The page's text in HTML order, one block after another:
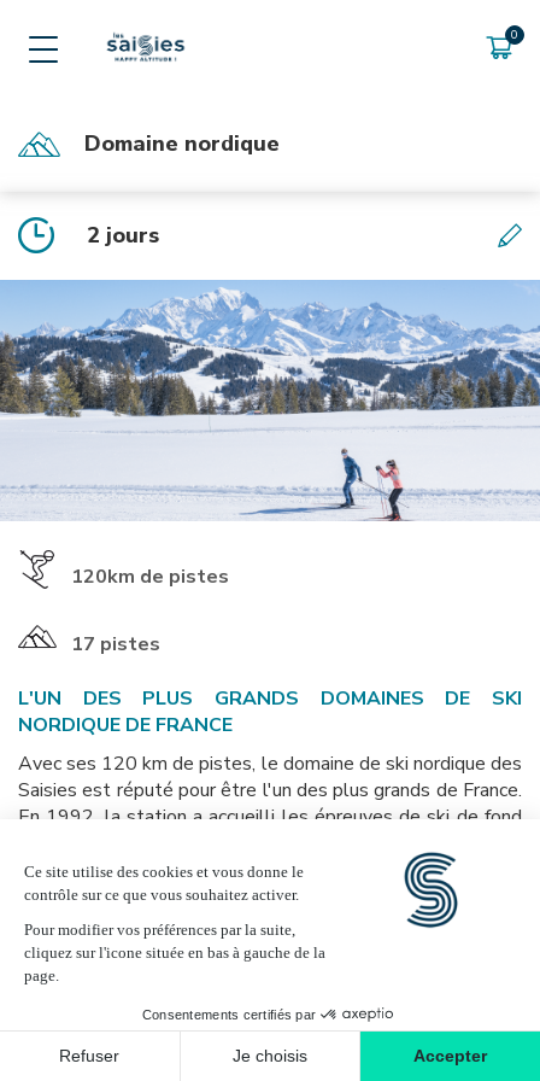
Domaine nordique
2 jours
120km de pistes
17 pistes
L'UN DES PLUS GRANDS DOMAINES DE SKI
NORDIQUE DE FRANCE
Avec ses 120 km de pistes, le domaine de ski nordique des
Saisies est réputé pour être l'un des plus grands de France.
En 1992, la station a accueilli les épreuves de ski de fond
d'Albertville, ce qui a contribué à sa renommée en tant que
destination de ski nordique de premier plan. Grâce à son
altitude élevée, le domaine nordique des Saisies est l'un
des mieux enneigé des Alpes. On y skie chaque année dès
le 11 novembre (grâce au snowfarming) jusqu'à mi-avril.
Ce produit n'est plus disponible à
l'achat
INFOS PRATIQUES